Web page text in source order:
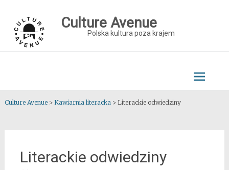
content
Culture Avenue
Polska kultura poza krajem
Culture Avenue> Kawiarnia literacka> Literackie odwiedziny
Literackie odwiedziny